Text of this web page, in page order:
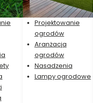
Projektowanie
ogrodów
Aranżacja
ogrodów
Nasadzenia
Lampy ogrodowe